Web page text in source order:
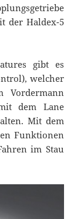
der Haldex-5
gibt es
welcher
Vordermann
dem Lane
Mit dem
Funktionen
im Stau